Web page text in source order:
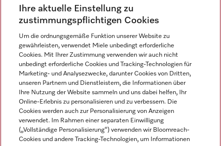
Alle Miele Experience Center anzeigen
Newsletter
Miele auf Instagram
Miele auf Facebook
Miele auf Youtube
Ihre aktuelle Einstellung zu
zustimmungspflichtigen Cookies
Um die ordnungsgemäße Funktion unserer Website zu
gewährleisten, verwendet Miele unbedingt erforderliche
Cookies. Mit Ihrer Zustimmung verwenden wir auch nicht
unbedingt erforderliche Cookies und Tracking-Technologien für
Marketing- und Analysezwecke, darunter Cookies von Dritten,
unseren Partnern und Dienstleistern, die Informationen über
Ihre Nutzung der Website sammeln und uns dabei helfen, Ihr
Online-Erlebnis zu personalisieren und zu verbessern. Die
Cookies werden auch zur Personalisierung von Anzeigen
verwendet. Im Rahmen einer separaten Einwilligung
(„Vollständige Personalisierung“) verwenden wir Bloomreach-
Cookies und andere Tracking-Technologien, um Informationen